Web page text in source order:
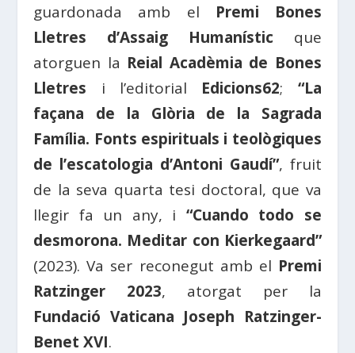
guardonada amb el Premi Bones
Lletres d’Assaig Humanístic que
atorguen la Reial Acadèmia de Bones
Lletres i l’editorial Edicions62; “La
façana de la Glòria de la Sagrada
Família. Fonts espirituals i teològiques
de l’escatologia d’Antoni Gaudí”, fruit
de la seva quarta tesi doctoral, que va
llegir fa un any, i “Cuando todo se
desmorona. Meditar con Kierkegaard”
(2023). Va ser reconegut amb el Premi
Ratzinger 2023, atorgat per la
Fundació Vaticana Joseph Ratzinger-
Benet XVI.